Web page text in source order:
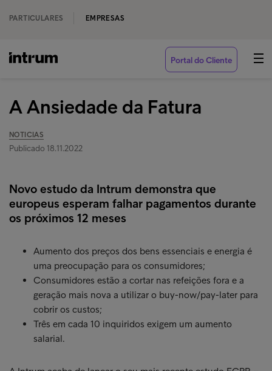
PARTICULARES EMPRESAS
Portal do Cliente
A Ansiedade da Fatura
NOTICIAS
Publicado 18.11.2022
Novo estudo da Intrum demonstra que
europeus esperam falhar pagamentos durante
os próximos 12 meses
Aumento dos preços dos bens essenciais e energia é
uma preocupação para os consumidores;
Consumidores estão a cortar nas refeições fora e a
geração mais nova a utilizar o buy-now/pay-later para
cobrir os custos;
Três em cada 10 inquiridos exigem um aumento
salarial.